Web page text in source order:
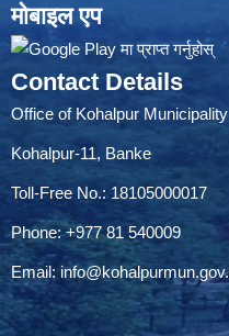
मोबाइल एप
Contact Details
Office of Kohalpur Municipality
Kohalpur-11, Banke
Toll-Free No.: 18105000017
Phone: +977 81 540009
Email: